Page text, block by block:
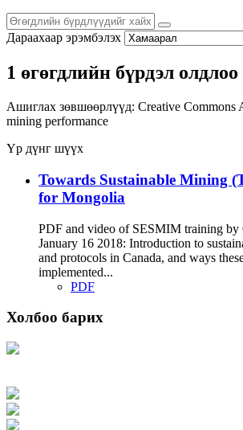
Дараахаар эрэмбэлэх
1 өгөгдлийн бүрдэл олдлоо
Ашиглах зөвшөөрлүүд: Creative Commons
mining performance
Үр дүнг шүүх
Towards Sustainable Mining
for Mongolia
PDF and video of SESMIM training by
January 16 2018: Introduction to
and protocols in Canada, and ways
implemented...
PDF
Холбоо барих